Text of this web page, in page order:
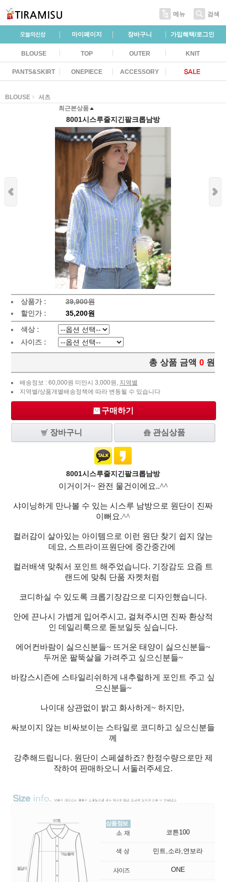
메뉴 검색
마이페이지 장바구니 가입혜택/로그인
BLOUSE TOP OUTER KNIT
PANTS&SKIRT ONEPIECE ACCESSORY
BLOUSE
셔츠
최근본상품
8001시스루줄지긴팔크롭남방
상품가 :
39,900원
할인가 :
35,200원
색상 :
사이즈 :
총 상품 금액 0 원
배송정보 : 60,000원 미만시 3,000원, 지역별
지역별/상품개별배송정책에 따라 변동될 수 있습니다
구매하기
장바구니 관심상품
8001시스루줄지긴팔크롭남방
이거이거~ 완전 물건이에요..^^
샤이닝하게 만나볼 수 있는 시스루 남방으로 원단이 진짜
이뻐요.^^
컬러감이 살아있는 아이템으로 이런 원단 찾기 쉽지 않는
데요, 스트라이프원단에 중간중간에
컬러배색 맞춰서 포인트 해주었습니다. 기장감도 요즘 트
랜드에 맞춰 단품 자켓처럼
코디하실 수 있도록 크롭기장감으로 디자인했습니다.
안에 끈나시 가볍게 입어주시고, 걸쳐주시면 진짜 환상적
인 데일리룩으로 돋보일듯 싶습니다.
에어컨바람이 싫으신분들~ 뜨거운 태양이 싫으신분들~
두꺼운 팔뚝살을 가려주고 싶으신분들~
바캉스시즌에 스타일리쉬하게 내추럴하게 포인트 주고 싶
으신분들~
나이대 상관없이 밝고 화사하게~ 하지만,
싸보이지 않는 비싸보이는 스타일로 코디하고 싶으신분들
께
강추해드립니다. 원단이 스페셜하죠? 한정수량으로만 제
작하여 판매하오니 서둘러주세요.
코튼100
민트,소라,연보라
ONE